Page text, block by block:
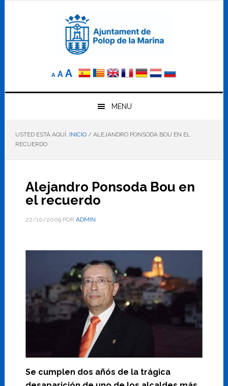
A
Reducir
elA Tamaño
AAumentar
el
tamaño
letra
MENU
USTED ESTÁ AQUÍ: INICIO /ALEJANDRO PONSODA BOU EN EL
RECUERDO
Alejandro Ponsoda Bou en
el recuerdo
22/10/2009POR ADMIN
Se cumplen dos añós de la trágica